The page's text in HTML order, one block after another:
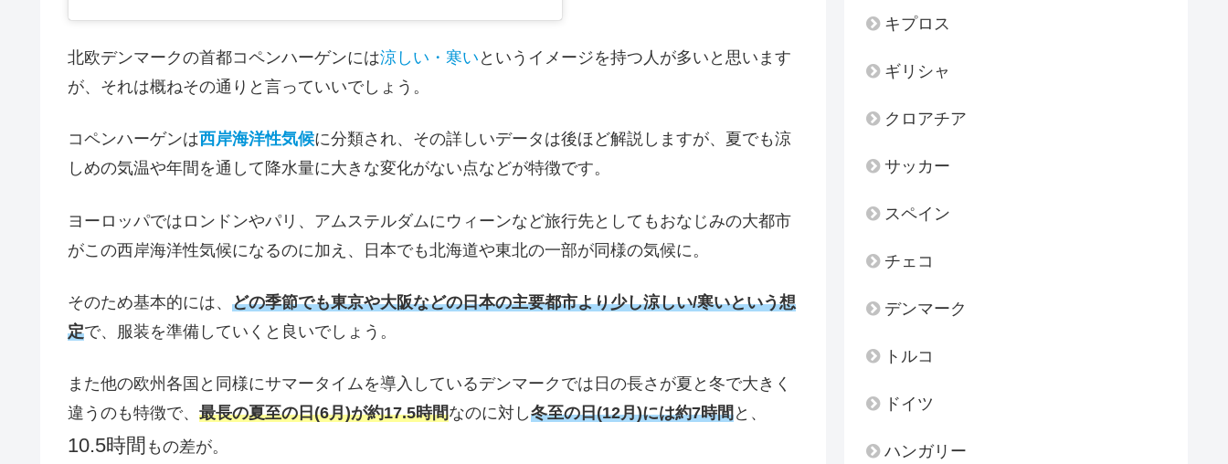
北欧デンマークの首都コペンハーゲンには涼しい・寒い というイメージを持つ人が多いと思います
が、それは概ねその通りと言っていいでしょう。
コペンハーゲンは西岸海洋性気候に分類され、その詳しいデータは後ほど解説しますが、夏でも涼
しめの気温や年間を通して降水量に大きな変化がない点などが特徴です。
ヨーロッパではロンドンやパリ、アムステルダムにウィーンなど旅行先としてもおなじみの大都市
がこの西岸海洋性気候になるのに加え、日本でも北海道や東北の一部が同様の気候に。
そのため基本的には、 どの季節でも東京や大阪などの日本の主要都市より少し涼しい/寒いという想
定で、服装を準備していくと良いでしょう。
また他の欧州各国と同様にサマータイムを導入しているデンマークでは日の長さが夏と冬で大きく
違うのも特徴で、 最長の夏至の日(6月)が約17.5時間なのに対し冬至の日(12月)には約7時間と、
10.5時間 もの差が。
キプロス
ギリシャ
クロアチア
サッカー
スペイン
チェコ
デンマーク
トルコ
ドイツ
ハンガリー